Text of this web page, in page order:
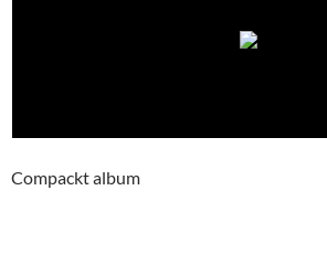
Compackt album